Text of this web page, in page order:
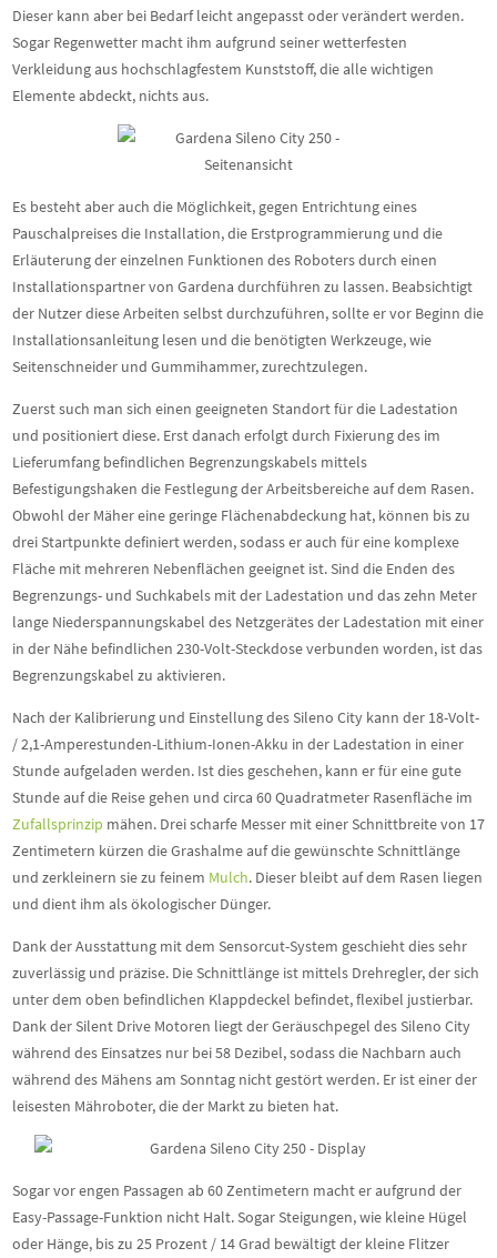
Dieser kann aber bei Bedarf leicht angepasst oder verändert werden.
Sogar Regenwetter macht ihm aufgrund seiner wetterfesten
Verkleidung aus hochschlagfestem Kunststoff, die alle wichtigen
Elemente abdeckt, nichts aus.
Es besteht aber auch die Möglichkeit, gegen Entrichtung eines
Pauschalpreises die Installation, die Erstprogrammierung und die
Erläuterung der einzelnen Funktionen des Roboters durch einen
Installationspartner von Gardena durchführen zu lassen. Beabsichtigt
der Nutzer diese Arbeiten selbst durchzuführen, sollte er vor Beginn die
Installationsanleitung lesen und die benötigten Werkzeuge, wie
Seitenschneider und Gummihammer, zurechtzulegen.
Zuerst such man sich einen geeigneten Standort für die Ladestation
und positioniert diese. Erst danach erfolgt durch Fixierung des im
Lieferumfang befindlichen Begrenzungskabels mittels
Befestigungshaken die Festlegung der Arbeitsbereiche auf dem Rasen.
Obwohl der Mäher eine geringe Flächenabdeckung hat, können bis zu
drei Startpunkte definiert werden, sodass er auch für eine komplexe
Fläche mit mehreren Nebenflächen geeignet ist. Sind die Enden des
Begrenzungs- und Suchkabels mit der Ladestation und das zehn Meter
lange Niederspannungskabel des Netzgerätes der Ladestation mit einer
in der Nähe befindlichen 230-Volt-Steckdose verbunden worden, ist das
Begrenzungskabel zu aktivieren.
Nach der Kalibrierung und Einstellung des Sileno City kann der 18-Volt-
/ 2,1-Amperestunden-Lithium-Ionen-Akku in der Ladestation in einer
Stunde aufgeladen werden. Ist dies geschehen, kann er für eine gute
Stunde auf die Reise gehen und circa 60 Quadratmeter Rasenfläche im
Zufallsprinzip mähen. Drei scharfe Messer mit einer Schnittbreite von 17
Zentimetern kürzen die Grashalme auf die gewünschte Schnittlänge
und zerkleinern sie zu feinem Mulch. Dieser bleibt auf dem Rasen liegen
und dient ihm als ökologischer Dünger.
Dank der Ausstattung mit dem Sensorcut-System geschieht dies sehr
zuverlässig und präzise. Die Schnittlänge ist mittels Drehregler, der sich
unter dem oben befindlichen Klappdeckel befindet, flexibel justierbar.
Dank der Silent Drive Motoren liegt der Geräuschpegel des Sileno City
während des Einsatzes nur bei 58 Dezibel, sodass die Nachbarn auch
während des Mähens am Sonntag nicht gestört werden. Er ist einer der
leisesten Mähroboter, die der Markt zu bieten hat.
Sogar vor engen Passagen ab 60 Zentimetern macht er aufgrund der
Easy-Passage-Funktion nicht Halt. Sogar Steigungen, wie kleine Hügel
oder Hänge, bis zu 25 Prozent / 14 Grad bewältigt der kleine Flitzer